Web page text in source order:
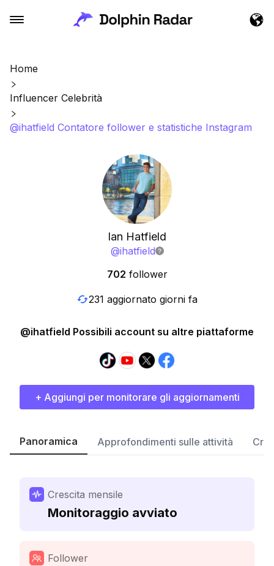
Home
Influencer Celebrità
@ihatfield Contatore follower e statistiche Instagram
Ian Hatfield
@ihatfield
702 follower
231 aggiornato giorni fa
@ihatfield Possibili account su altre piattaforme
+ Aggiungi per monitorare gli aggiornamenti
Panoramica Approfondimenti sulle attività
Crescita mensile
Monitoraggio avviato
Follower